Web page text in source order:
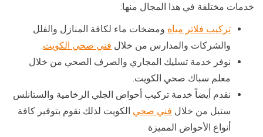
خدمات مختلفة في هذا المجال منها:
تركيب فلاتر مياه ومضخات ماء لكافة المنازل والفلل
والشركات والمدارس من خلال فني صحي الكويت.
نوفر خدمة تسليك المجاري والصرف الصحي من خلال
معلم سباك صحي الكويت.
نقدم أيضاً خدمة تركيب أحواض الجلي الرخامية والستانلس
ستيل من خلال فني صحي الكويت لذلك نقوم بتوفير كافة
أنواع الأحواض المميزة